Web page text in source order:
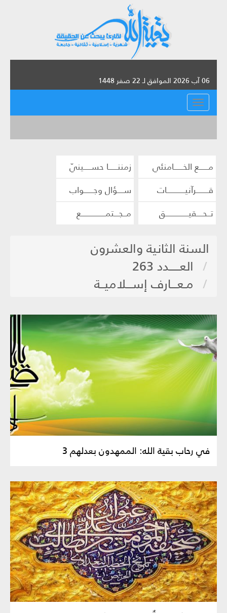
06 آب 2026 الموافق لـ 22 صفر 1448
القائمة
مــــــع الخــــــامنئي
زمننــــــا حســـــينيّ
قــــــــرآنيــــــــــــات
ســــؤال وجــــــواب
تــحــــقيـــــــــــــــق
مــجـــتمــــــــــــــــع
السنة الثانية والعشرون
العـــــدد 263
مـعـــارف إســـلاميــة
في رحاب بقية الله: الممهدون بعدلهم 3